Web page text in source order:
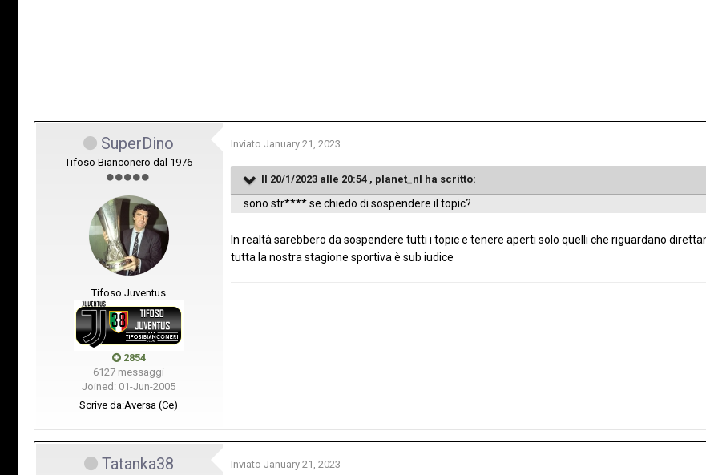
SuperDino
Tifoso Bianconero dal 1976
Tifoso Juventus
2854
6127 messaggi
Joined: 01-Jun-2005
Scrive da:Aversa (Ce)
Inviato January 21, 2023
Il 20/1/2023 alle 20:54 , planet_nl ha scritto:
sono str**** se chiedo di sospendere il topic?
In realtà sarebbero da sospendere tutti i topic e tenere aperti solo quelli che riguardano
tutta la nostra stagione sportiva è sub iudice
Tatanka38 Inviato January 21, 2023